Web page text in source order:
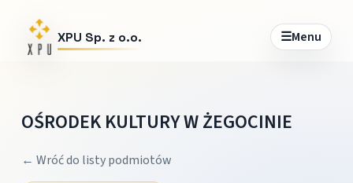
XPU Sp. z o.o. ☰Menu
OŚRODEK KULTURY W ŻEGOCINIE
← Wróć do listy podmiotów